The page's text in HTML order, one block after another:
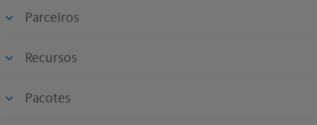
Parceiros
Recursos
Pacotes